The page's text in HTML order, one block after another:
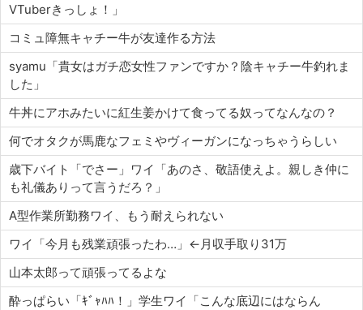
VTuberきっしょ！」
コミュ障無キャチー牛が友達作る方法
syamu「貴女はガチ恋女性ファンですか？陰キャチー牛釣れま
した」
牛丼にアホみたいに紅生姜かけて食ってる奴ってなんなの？
何でオタクが馬鹿なフェミやヴィーガンになっちゃうらしい
歳下バイト「でさー」ワイ「あのさ、敬語使えよ。親しき仲に
も礼儀ありって言うだろ？」
A型作業所勤務ワイ、もう耐えられない
ワイ「今月も残業頑張ったわ…」←月収手取り31万
山本太郎って頑張ってるよな
酔っぱらい「ｷﾞｬﾊﾊ！」学生ワイ「こんな底辺にはならん